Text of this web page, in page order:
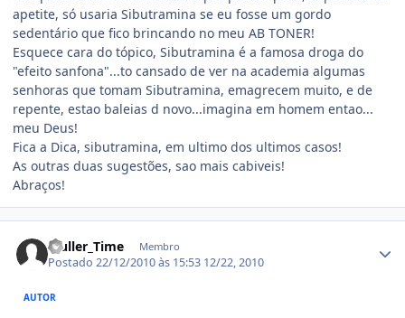
apetite, só usaria Sibutramina se eu fosse um gordo
sedentário que fico brincando no meu AB TONER!
Esquece cara do tópico, Sibutramina é a famosa droga do
"efeito sanfona"...to cansado de ver na academia algumas
senhoras que tomam Sibutramina, emagrecem muito, e de
repente, estao baleias d novo...imagina em homem entao...
meu Deus!
Fica a Dica, sibutramina, em ultimo dos ultimos casos!
As outras duas sugestões, sao mais cabiveis!
Abraços!
Muller_Time Membro
Postado22/12/2010 às 15:53 12/22, 2010
AUTOR